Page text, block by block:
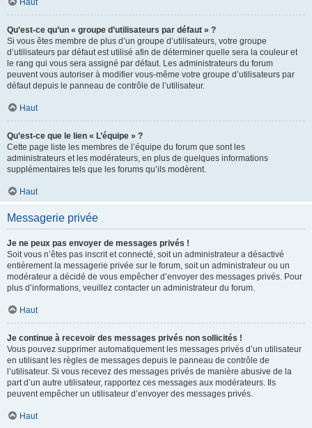
Haut
Qu’est-ce qu’un « groupe d’utilisateurs par défaut » ?
Si vous êtes membre de plus d’un groupe d’utilisateurs, votre groupe
d’utilisateurs par défaut est utilisé afin de déterminer quelle sera la couleur et
le rang qui vous sera assigné par défaut. Les administrateurs du forum
peuvent vous autoriser à modifier vous-même votre groupe d’utilisateurs par
défaut depuis le panneau de contrôle de l’utilisateur.
Haut
Qu’est-ce que le lien « L’équipe » ?
Cette page liste les membres de l’équipe du forum que sont les
administrateurs et les modérateurs, en plus de quelques informations
supplémentaires tels que les forums qu’ils modèrent.
Haut
Messagerie privée
Je ne peux pas envoyer de messages privés !
Soit vous n’êtes pas inscrit et connecté, soit un administrateur a désactivé
entièrement la messagerie privée sur le forum, soit un administrateur ou un
modérateur a décidé de vous empêcher d’envoyer des messages privés. Pour
plus d’informations, veuillez contacter un administrateur du forum.
Haut
Je continue à recevoir des messages privés non sollicités !
Vous pouvez supprimer automatiquement les messages privés d’un utilisateur
en utilisant les règles de messages depuis le panneau de contrôle de
l’utilisateur. Si vous recevez des messages privés de manière abusive de la
part d’un autre utilisateur, rapportez ces messages aux modérateurs. Ils
peuvent empêcher un utilisateur d’envoyer des messages privés.
Haut